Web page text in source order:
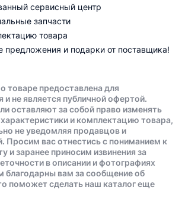
сервисный центр
запчасти
товара
предложения и подарки от поставщика!
товаре предоставлена для
и не является публичной офертой.
оставляют за собой право изменять
и комплектацию товара,
не уведомляя продавцов и
Просим вас отнестись с пониманием к
и заранее приносим извинения за
в описании и фотографиях
благодарны вам за сообщение об
поможет сделать наш каталог еще